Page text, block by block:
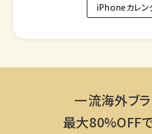
iPhoneカレン
一流海外ブラ
最大80%OFF